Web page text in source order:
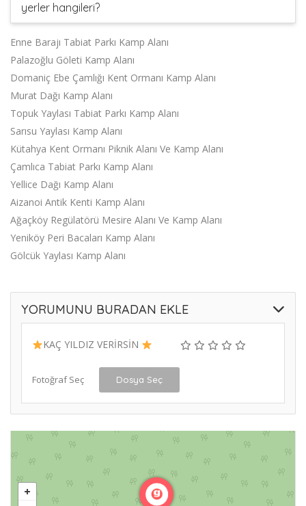
yerler hangileri?
Enne Barajı Tabiat Parkı Kamp Alanı
Palazoğlu Göleti Kamp Alanı
Domaniç Ebe Çamlığı Kent Ormanı Kamp Alanı
Murat Dağı Kamp Alanı
Topuk Yaylası Tabiat Parkı Kamp Alanı
Sarısu Yaylası Kamp Alanı
Kütahya Kent Ormanı Piknik Alanı Ve Kamp Alanı
Çamlıca Tabiat Parkı Kamp Alanı
Yellice Dağı Kamp Alanı
Aizanoi Antik Kenti Kamp Alanı
Ağaçköy Regülatörü Mesire Alanı Ve Kamp Alanı
Yeniköy Peri Bacaları Kamp Alanı
Gölcük Yaylası Kamp Alanı
YORUMUNU BURADAN EKLE
KAÇ YILDIZ VERİRSİN
Fotoğraf Seç Dosya Seç